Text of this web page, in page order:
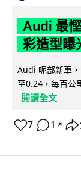
Audi 最
彩造型
Audi 呢部新車
至0.24，每百公
閱讀全文
7 1 ↗